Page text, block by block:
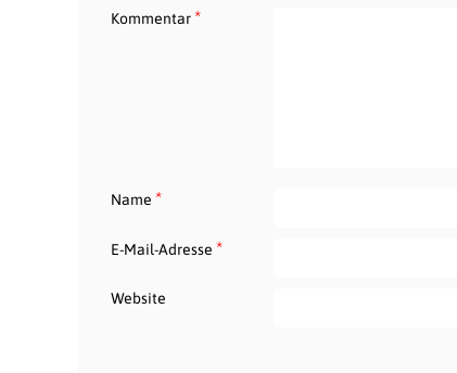
Kommentar*
Name *
E-Mail-Adresse *
Website